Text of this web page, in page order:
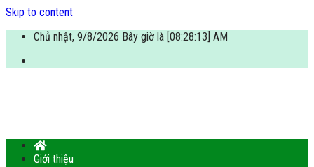
Skip to content
Chủ nhật, 9/8/2026 Bây giờ là [08:28:14] AM
Giới thiệu